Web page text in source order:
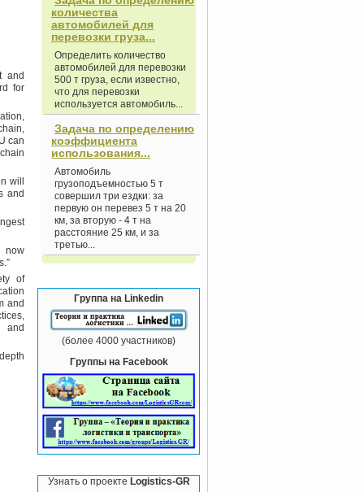
and
for
can
will
and
now
of
and
and
количества
автомобилей для
перевозки груза...
Определить количество
автомобилей для перевозки
500 т груза, если известно,
что для перевозки
используется автомобиль...
Задача по определению
коэффициента
использования...
Автомобиль
грузоподъемностью 5 т
совершил три ездки: за
первую он перевез 5 т на 20
км, за вторую - 4 т на
расстояние 25 км, и за
третью...
Группа на Linkedin
(более 4000 участников)
Группы на Facebook
Узнать о проекте Logistics-GR